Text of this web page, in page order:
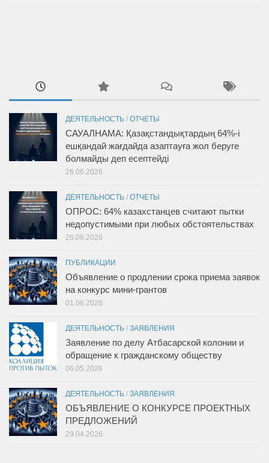
ДЕЯТЕЛЬНОСТЬ / ОТЧЕТЫ
САУАЛНАМА: Қазақстандықтардың 64%-і
ешқандай жағдайда азаптауға жол беруге
болмайды деп есептейді
26.06.2026
ДЕЯТЕЛЬНОСТЬ / ОТЧЕТЫ
ОПРОС: 64% казахстанцев считают пытки
недопустимыми при любых обстоятельствах
26.06.2026
ПУБЛИКАЦИИ
Объявление о продлении срока приема заявок
на конкурс мини-грантов
01.06.2026
ДЕЯТЕЛЬНОСТЬ / ЗАЯВЛЕНИЯ
Заявление по делу Атбасарской колонии и
обращение к гражданскому обществу
06.05.2026
ДЕЯТЕЛЬНОСТЬ / ЗАЯВЛЕНИЯ
ОБЪЯВЛЕНИЕ О КОНКУРСЕ ПРОЕКТНЫХ
ПРЕДЛОЖЕНИЙ
29.04.2026